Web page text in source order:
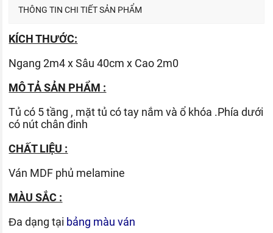
THÔNG TIN CHI TIẾT SẢN PHẨM
KÍCH THƯỚC:
Ngang 2m4 x Sâu 40cm x Cao 2m0
MÔ TẢ SẢN PHẨM :
Tủ có 5 tầng , mặt tủ có tay nắm và ổ khóa .Phía dưới
có nút chân đinh
CHẤT LIỆU :
Ván MDF phủ melamine
MÀU SẮC :
Đa dạng tại bảng màu ván